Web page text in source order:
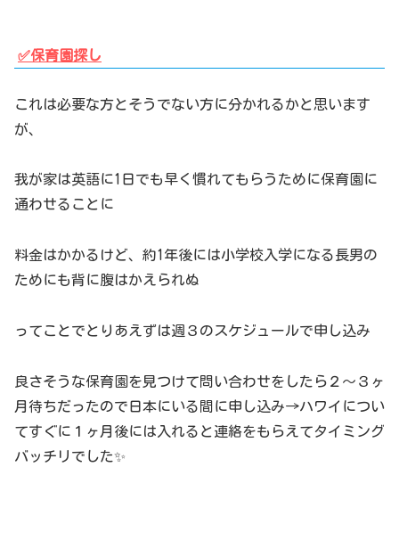
✅保育園探し
これは必要な方とそうでない方に分かれるかと思います
が、
我が家は英語に1日でも早く慣れてもらうために保育園に
通わせることに
料金はかかるけど、約1年後には小学校入学になる長男の
ためにも背に腹はかえられぬ
ってことでとりあえずは週３のスケジュールで申し込み
良さそうな保育園を見つけて問い合わせをしたら２〜３ヶ
月待ちだったので日本にいる間に申し込み→ハワイについ
てすぐに１ヶ月後には入れると連絡をもらえてタイミング
バッチリでした✨